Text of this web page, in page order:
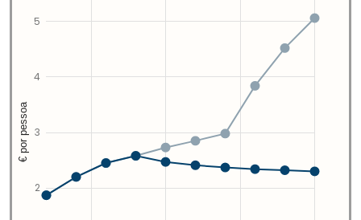
2
3
4
5
€ por pessoa